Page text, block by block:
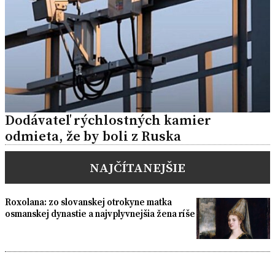
Dodávateľ rýchlostných kamier
odmieta, že by boli z Ruska
NAJČÍTANEJŠIE
Roxolana: zo slovanskej otrokyne matka
osmanskej dynastie a najvplyvnejšia žena ríše